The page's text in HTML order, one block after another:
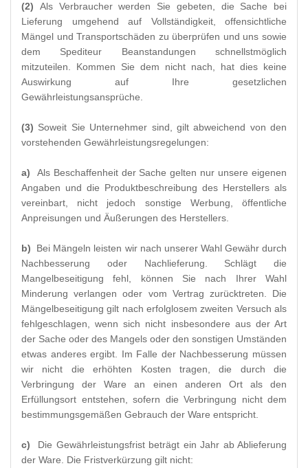
(2) Als Verbraucher werden Sie gebeten, die Sache bei
Lieferung umgehend auf Vollständigkeit, offensichtliche
Mängel und Transportschäden zu überprüfen und uns sowie
dem Spediteur Beanstandungen schnellstmöglich
mitzuteilen. Kommen Sie dem nicht nach, hat dies keine
Auswirkung auf Ihre gesetzlichen
Gewährleistungsansprüche.
(3) Soweit Sie Unternehmer sind, gilt abweichend von den
vorstehenden Gewährleistungsregelungen:
a) Als Beschaffenheit der Sache gelten nur unsere eigenen
Angaben und die Produktbeschreibung des Herstellers als
vereinbart, nicht jedoch sonstige Werbung, öffentliche
Anpreisungen und Äußerungen des Herstellers.
b) Bei Mängeln leisten wir nach unserer Wahl Gewähr durch
Nachbesserung oder Nachlieferung. Schlägt die
Mangelbeseitigung fehl, können Sie nach Ihrer Wahl
Minderung verlangen oder vom Vertrag zurücktreten. Die
Mängelbeseitigung gilt nach erfolglosem zweiten Versuch als
fehlgeschlagen, wenn sich nicht insbesondere aus der Art
der Sache oder des Mangels oder den sonstigen Umständen
etwas anderes ergibt. Im Falle der Nachbesserung müssen
wir nicht die erhöhten Kosten tragen, die durch die
Verbringung der Ware an einen anderen Ort als den
Erfüllungsort entstehen, sofern die Verbringung nicht dem
bestimmungsgemäßen Gebrauch der Ware entspricht.
c) Die Gewährleistungsfrist beträgt ein Jahr ab Ablieferung
der Ware. Die Fristverkürzung gilt nicht: